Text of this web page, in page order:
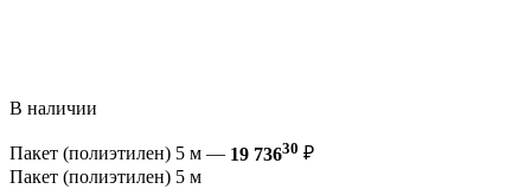
В наличии
Пакет (полиэтилен) 5 м — 19 73630 ₽
Пакет (полиэтилен) 5 м